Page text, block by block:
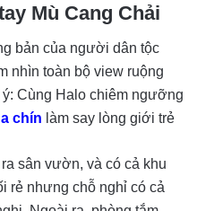
Mù Cang Chải
bản của người dân tộc
nhìn toàn bộ view ruộng
Cùng Halo chiêm ngưỡng
chín làm say lòng giới trẻ
sân vườn, và có cả khu
rẻ nhưng chỗ nghỉ có cả